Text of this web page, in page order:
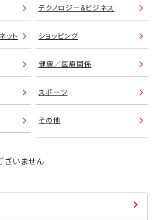
テクノロジー&ビジネス
ット ショッピング
健康／医療関係
スポーツ
その他
ざいません